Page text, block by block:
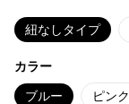
紐なしタイプ
カラー
ブルー ピンク